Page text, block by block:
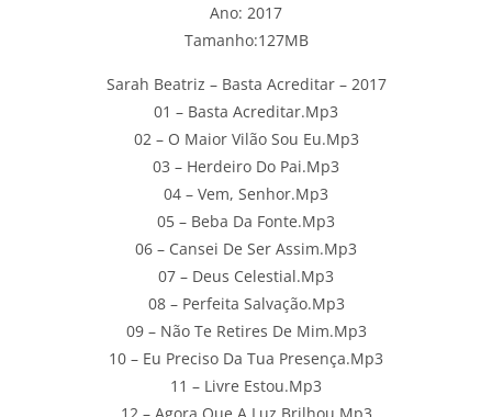
Ano: 2017
Tamanho:127MB
Sarah Beatriz – Basta Acreditar – 2017
01 – Basta Acreditar.Mp3
02 – O Maior Vilão Sou Eu.Mp3
03 – Herdeiro Do Pai.Mp3
04 – Vem, Senhor.Mp3
05 – Beba Da Fonte.Mp3
06 – Cansei De Ser Assim.Mp3
07 – Deus Celestial.Mp3
08 – Perfeita Salvação.Mp3
09 – Não Te Retires De Mim.Mp3
10 – Eu Preciso Da Tua Presença.Mp3
11 – Livre Estou.Mp3
12 – Agora Que A Luz Brilhou.Mp3